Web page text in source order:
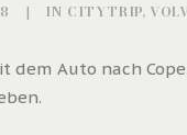
| IN CITYTRIP,
dem Auto nach